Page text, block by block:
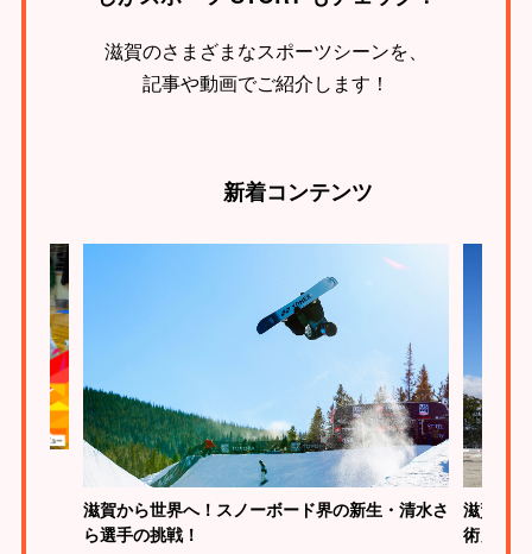
滋賀のさまざまなスポーツシーンを、
記事や動画でご紹介します！
新着コンテンツ
滋賀から世界へ！スノーボード界の新生・清水さ
ら選手の挑戦！
滋賀は
術」の